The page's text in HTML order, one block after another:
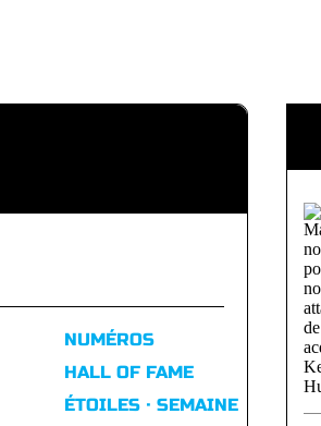
NUMÉROS
HALL OF FAME
ÉTOILES · SEMAINE